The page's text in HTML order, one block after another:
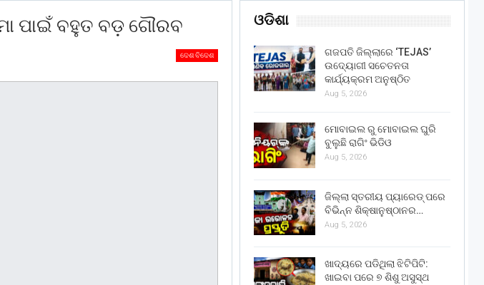
ପାଇଁ ବହୁତ ବଡ଼ ଗୌରବ
ଦେଶ ବିଦେଶ
ଓଡିଶା
ଗଜପତି ଜିଲ୍ଲାରେ ‘TEJAS’
ଉଦ୍ୟୋଗୀ ସଚେତନତା
କାର୍ଯ୍ୟକ୍ରମ ଅନୁଷ୍ଠିତ
Aug 5, 2026
ମୋବାଇଲ ରୁ ମୋବାଇଲ ଘୁରି
ବୁଲୁଛି ରାଗିଂ ଭିଡିଓ
Aug 5, 2026
ଜିଲ୍ଲା ସ୍ତରୀୟ ପ୍ୟାରେଡ୍ ପରେ
ବିଭିନ୍ନ ଶିକ୍ଷାନୁଷ୍ଠାନର…
Aug 5, 2026
ଖାଦ୍ୟରେ ପଡିଥିଲା ଝିଟିପିଟି:
ଖାଇବା ପରେ ୭ ଶିଶୁ ଅସୁସ୍ଥ